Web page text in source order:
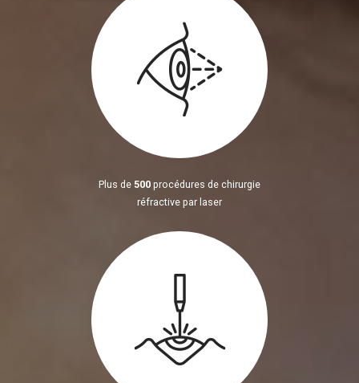
Plus de 500 procédures de chirurgie
réfractive par laser